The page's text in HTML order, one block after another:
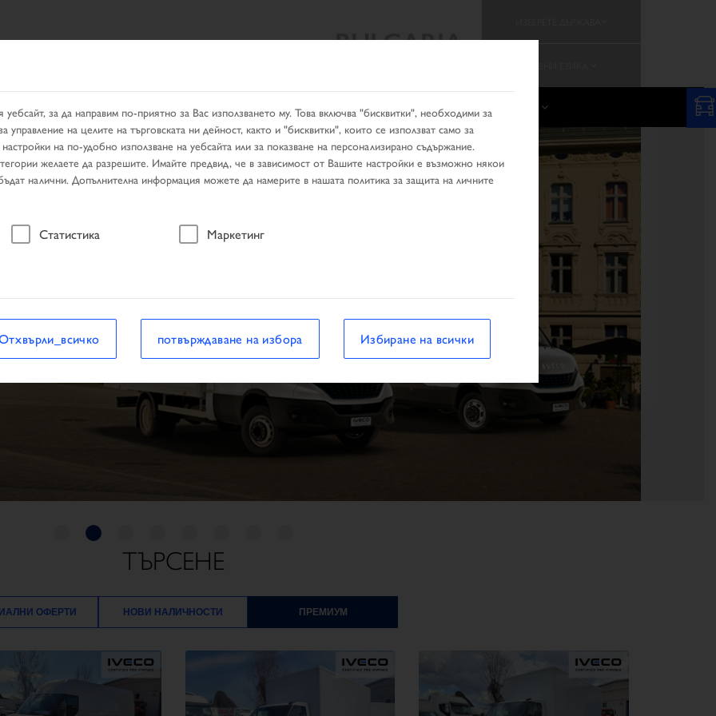
BULGARIA
ОТ ТЪРСЕНЕТО PRODUCTS УСЛУГИ ТЪРСЕНЕ НА ТЪРГОВЕЦ КАМПАНИИ
ТЪРСЕНЕ
ОФЕРТИ НОВИ НАЛИЧНОСТИ ПРЕМИУМ
за да направим по-приятно за Вас използването му. Това включва "бисквитки", необходими за
управление на целите на търговската ни дейност, както и "бисквитки", които се използват само за
на по-удобно използване на уебсайта или за показване на персонализирано съдържание.
желаете да разрешите. Имайте предвид, че в зависимост от Вашите настройки е възможно някои
налични. Допълнителна информация можете да намерите в нашата политика за защита на личните
Статистика Маркетинг
потвърждаване на избора Избиране на всички